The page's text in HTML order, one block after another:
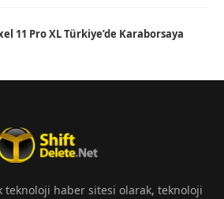
11 Pro XL Türkiye’de Karaborsaya
teknoloji haber sitesi olarak, teknoloji